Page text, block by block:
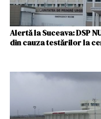
Alertă la Suceava: DSP
din cauza testărilor la